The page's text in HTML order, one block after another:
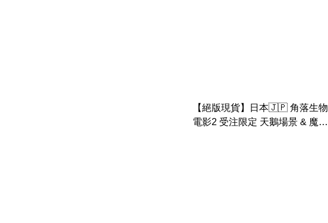
【絕版現貨】日本🇯🇵 角落生物
電影2 受注限定 天鵝場景 & 魔法